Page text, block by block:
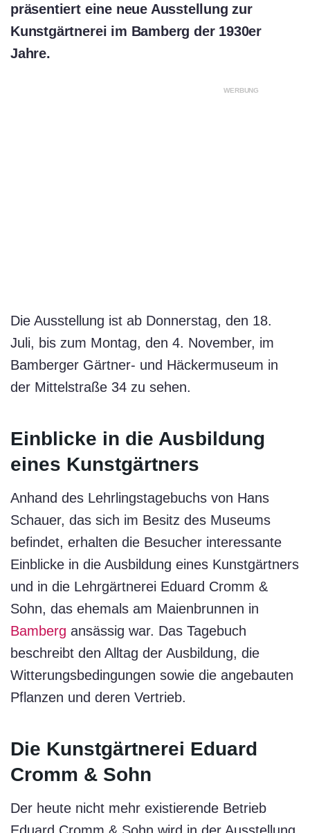
präsentiert eine neue Ausstellung zur
Kunstgärtnerei im Bamberg der 1930er
Jahre.
WERBUNG
Die Ausstellung ist ab Donnerstag, den 18.
Juli, bis zum Montag, den 4. November, im
Bamberger Gärtner- und Häckermuseum in
der Mittelstraße 34 zu sehen.
Einblicke in die Ausbildung
eines Kunstgärtners
Anhand des Lehrlingstagebuchs von Hans
Schauer, das sich im Besitz des Museums
befindet, erhalten die Besucher interessante
Einblicke in die Ausbildung eines Kunstgärtners
und in die Lehrgärtnerei Eduard Cromm &
Sohn, das ehemals am Maienbrunnen in
Bamberg ansässig war. Das Tagebuch
beschreibt den Alltag der Ausbildung, die
Witterungsbedingungen sowie die angebauten
Pflanzen und deren Vertrieb.
Die Kunstgärtnerei Eduard
Cromm & Sohn
Der heute nicht mehr existierende Betrieb